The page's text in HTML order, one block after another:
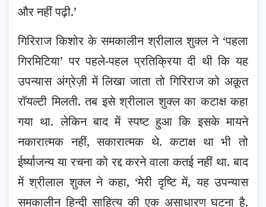
और नहीं पढ़ी.’
गिरिराज किशोर के समकालीन श्रीलाल शुक्ल ने ‘पहला
गिरमिटिया’ पर पहले-पहल प्रतिक्रिया दी थी कि यह
उपन्यास अंग्रेज़ी में लिखा जाता तो गिरिराज को अक़ूत
रॉयल्टी मिलती. तब इसे श्रीलाल शुक्ल का कटाक्ष कहा
गया था. लेकिन बाद में स्पष्ट हुआ कि इसके मायने
नकारात्मक नहीं, सकारात्मक थे. कटाक्ष था भी तो
ईर्ष्याजन्य या रचना को रद्द करने वाला कतई नहीं था. बाद
में श्रीलाल शुक्ल ने कहा, ‘मेरी दृष्टि में, यह उपन्यास
समकालीन हिन्दी साहित्य की एक असाधारण घटना है.